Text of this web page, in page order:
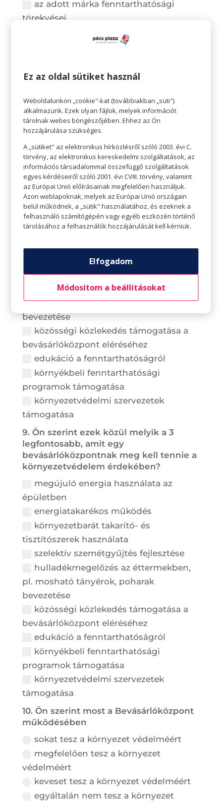
az adott márka fenntarthatósági
törekvései
az adott termék környezetbarát
bevásárló központ környezettudatos
nagyon
inkább igen
inkább nem
egyáltalán nem
8. Ön szerint mit tehet egy bevásárló
központ a környezettudatos
működésért?
megújuló energia használata az
épületben
energiatakarékos működés
környezetbarát takarító- és
tisztítószerek használata
szelektív szemétgyűjtés fejlesztése
hulladékmegelőzés az éttermekben,
pl. mosható tányérok, poharak
bevezetése
közösségi közlekedés támogatása a
bevásárlóközpont eléréséhez
edukáció a fenntarthatóságról
környékbeli fenntarthatósági
programok támogatása
környezetvédelmi szervezetek
támogatása
9. Ön szerint ezek közül melyik a 3
legfontosabb, amit egy
bevásárlóközpontnak meg kell tennie a
környezetvédelem érdekében?
megújuló energia használata az
épületben
energiatakarékos működés
környezetbarát takarító- és
tisztítószerek használata
szelektív szemétgyűjtés fejlesztése
hulladékmegelőzés az éttermekben,
pl. mosható tányérok, poharak
bevezetése
közösségi közlekedés támogatása a
bevásárlóközpont eléréséhez
edukáció a fenntarthatóságról
környékbeli fenntarthatósági
programok támogatása
környezetvédelmi szervezetek
támogatása
10. Ön szerint most a Bevásárlóközpont
működésében
sokat tesz a környezet védelméért
megfelelően tesz a környezet
védelméért
keveset tesz a környezet védelméért
egyáltalán nem tesz a környezet
Ez az oldal sütiket használ
Weboldalunkon „cookie"-kat (továbbiakban „süti")
alkalmazunk. Ezek olyan fájlok, melyek információt
tárolnak webes böngészőjében. Ehhez az Ön
hozzájárulása szükséges.
A „sütiket" az elektronikus hírközlésről szóló 2003. évi C.
törvény, az elektronikus kereskedelmi szolgáltatások, az
információs társadalommal összefüggő szolgáltatások
egyes kérdéseiről szóló 2001. évi CVIII. törvény, valamint
az Európai Unió előírásainak megfelelően használjuk.
Azon weblapoknak, melyek az Európai Unió országain
belül működnek, a „sütik" használatához, és ezeknek a
felhasználó számítógépén vagy egyéb eszközén történő
tárolásához a felhasználók hozzájárulását kell kérniük.
Elfogadom
Módosítom a beállításokat